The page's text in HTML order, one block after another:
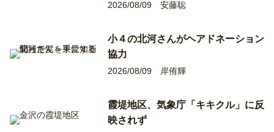
2026/08/09 安藤聡
小４の北河さんがヘアドネーション
協力
2026/08/09 岸侑輝
霞堤地区、気象庁「キキクル」に反
映されず